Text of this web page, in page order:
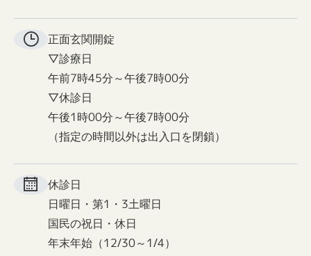
正面玄関開錠
▽診療日
午前7時45分～午後7時00分
▽休診日
午後1時00分～午後7時00分
（指定の時間以外は出入口を閉鎖）
休診日
日曜日・第1・3土曜日
国民の祝日・休日
年末年始（12/30～1/4）